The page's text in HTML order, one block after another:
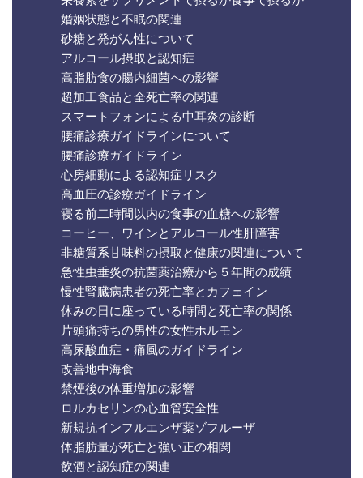
婚姻状態と不眠の関連
砂糖と発がん性について
アルコール摂取と認知症
高脂肪食の腸内細菌への影響
超加工食品と全死亡率の関連
スマートフォンによる中耳炎の診断
腰痛診療ガイドラインについて
腰痛診療ガイドライン
心房細動による認知症リスク
高血圧の診療ガイドライン
寝る前二時間以内の食事の血糖への影響
コーヒー、ワインとアルコール性肝障害
非糖質系甘味料の摂取と健康の関連について
急性虫垂炎の抗菌薬治療から５年間の成績
慢性腎臓病患者の死亡率とカフェイン
休みの日に座っている時間と死亡率の関係
片頭痛持ちの男性の女性ホルモン
高尿酸血症・痛風のガイドライン
改善地中海食
禁煙後の体重増加の影響
ロルカセリンの心血管安全性
新規抗インフルエンザ薬ゾフルーザ
体脂肪量が死亡と強い正の相関
飲酒と認知症の関連